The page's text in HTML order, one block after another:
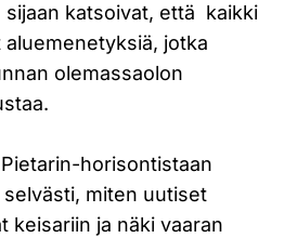
katsoivat, että kaikki
jotka
olemassaolon
horisontistaan
miten uutiset
keisariin ja näki vaaran